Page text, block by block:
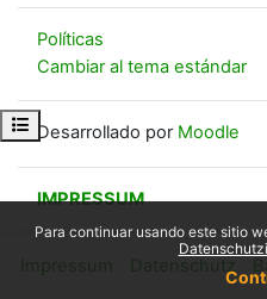
Para continuar usando este sitio
Abrir índice del curso
Políticas
Cambiar al tema estándar
Desarrollado por Moodle
IMPRESSUM
Impressum Datenschutz